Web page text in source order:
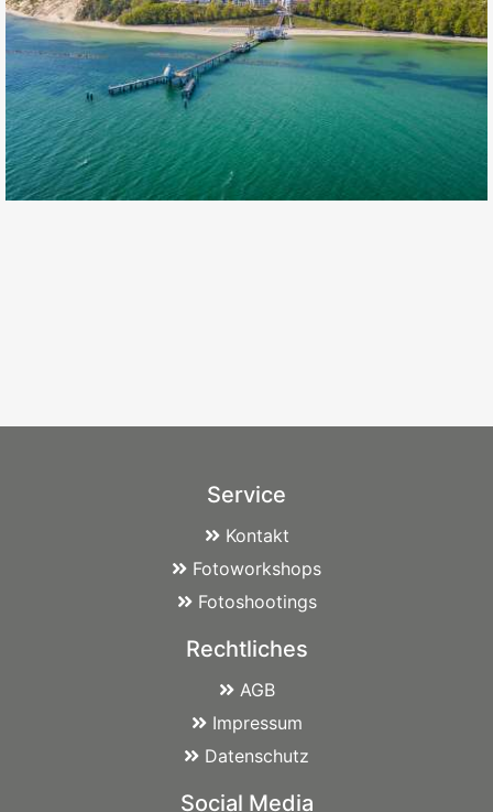
Service
Kontakt
Fotoworkshops
Fotoshootings
Rechtliches
AGB
Impressum
Datenschutz
Social Media